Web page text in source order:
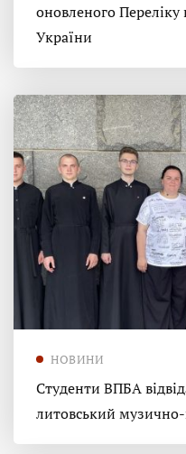
оновленого
України
НОВИНИ
Студенти ВПБА
литовський